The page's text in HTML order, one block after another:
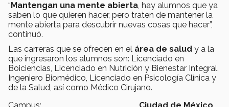
“ Mantengan una mente abierta, hay alumnos que ya
saben lo que quieren hacer, pero traten de mantener la
mente abierta para descubrir nuevas cosas que hacer”,
continuó.
Las carreras que se ofrecen en el área de salud y a la
que ingresaron los alumnos son: Licenciado en
Boiciencias, Licenciado en Nutrición y Bienestar Integral,
Ingeniero Biomédico, Licenciado en Psicología Clínica y
de la Salud, así como Médico Cirujano.